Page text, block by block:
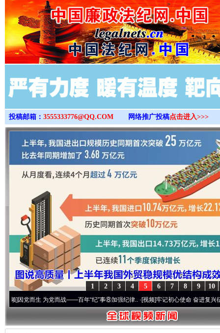
>
投稿邮箱： 3555333776@QQ.COM 网络推广投稿点击进入>>>
10
9
8
7
6
5
4
3
2
1
生 为党而战——百年“纪”事⑧加强纪律..·[视频]牢记初心使命 奋进复兴征程丨“转折